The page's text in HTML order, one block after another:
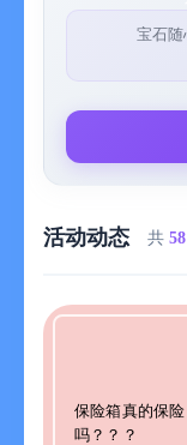
宝石随
活动动态 共 58
保险箱真的保险
吗？？？